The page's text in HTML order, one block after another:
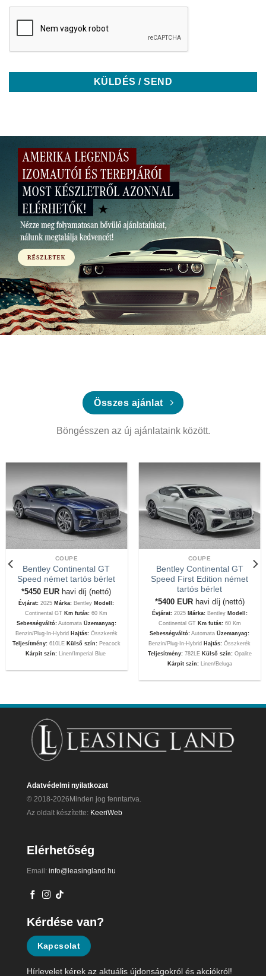
Összes ajánlat
Böngésszen az új ajánlataink között.
COUPE
Bentley Continental GT
Speed német tartós bérlet
*5450 EUR havi díj (nettó)
Évjárat: 2025 Márka: Bentley Modell:
Continental GT Km futás:60 Km
Sebességváltó:Automata Üzemanyag:
Benzin/Plug-In-Hybrid Hajtás:Összkerék
Teljesítmény:610LE Külső szín: Peacock
Kárpit szín:Linen/Imperial Blue
COUPE
Bentley Continental GT
Speed First Edition német
tartós bérlet
*5400 EUR havi díj (nettó)
Évjárat:2025 Márka:Bentley Modell:
Continental GT Km futás: 60 Km
Sebességváltó: AutomataÜzemanyag:
Benzin/Plug-In-Hybrid Hajtás: Összkerék
Teljesítmény:782LE Külső szín: Opalite
Kárpit szín:Linen/Beluga
Adatvédelmi nyilatkozat
© 2018-2026Minden jog fenntartva.
Az oldalt készítette: KeeriWeb
Elérhetőség
Email: info@leasingland.hu
Kérdése van?
Kapcsolat
Hírlevelet kérek az aktuális újdonságokról és akciókról!